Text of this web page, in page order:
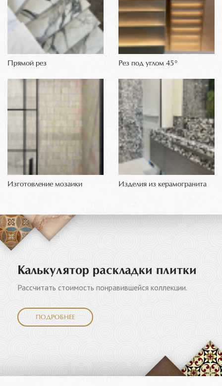
Прямой рез Рез под углом 45°
Изготовление мозаики Изделия из керамогранита
Калькулятор раскладки плитки
Рассчитать стоимость понравившейся коллекции.
ПОДРОБНЕЕ